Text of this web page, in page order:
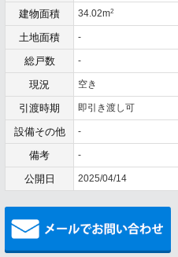
建物面積 34.02m2
土地面積 -
総戸数 -
現況 空き
引渡時期 即引き渡し可
設備その他 -
備考 -
公開日 2025/04/14